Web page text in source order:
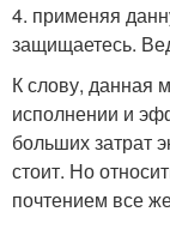
4. применяя
защищаетесь.
К слову, данная
исполнении и
больших затрат
стоит. Но
почтением все